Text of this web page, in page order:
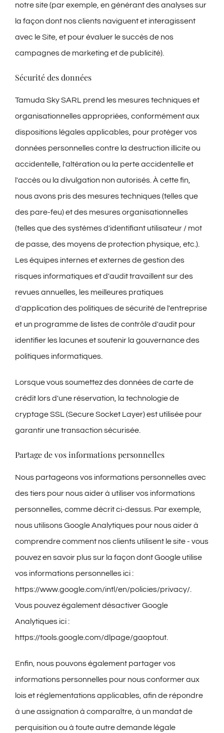
notre site (par exemple, en générant des analyses sur
la façon dont nos clients naviguent et interagissent
avec le Site, et pour évaluer le succès de nos
campagnes de marketing et de publicité).
Sécurité des données
Tamuda Sky SARL prend les mesures techniques et
organisationnelles appropriées, conformément aux
dispositions légales applicables, pour protéger vos
données personnelles contre la destruction illicite ou
accidentelle, l'altération ou la perte accidentelle et
l'accès ou la divulgation non autorisés. À cette fin,
nous avons pris des mesures techniques (telles que
des pare-feu) et des mesures organisationnelles
(telles que des systèmes d'identifiant utilisateur / mot
de passe, des moyens de protection physique, etc.).
Les équipes internes et externes de gestion des
risques informatiques et d'audit travaillent sur des
revues annuelles, les meilleures pratiques
d'application des politiques de sécurité de l'entreprise
et un programme de listes de contrôle d'audit pour
identifier les lacunes et soutenir la gouvernance des
politiques informatiques.
Lorsque vous soumettez des données de carte de
crédit lors d'une réservation, la technologie de
cryptage SSL (Secure Socket Layer) est utilisée pour
garantir une transaction sécurisée.
Partage de vos informations personnelles
Nous partageons vos informations personnelles avec
des tiers pour nous aider à utiliser vos informations
personnelles, comme décrit ci-dessus. Par exemple,
nous utilisons Google Analytiques pour nous aider à
comprendre comment nos clients utilisent le site - vous
pouvez en savoir plus sur la façon dont Google utilise
vos informations personnelles ici :
https://www.google.com/intl/en/policies/privacy/.
Vous pouvez également désactiver Google
Analytiques ici :
https://tools.google.com/dlpage/gaoptout.
Enfin, nous pouvons également partager vos
informations personnelles pour nous conformer aux
lois et réglementations applicables, afin de répondre
à une assignation à comparaître, à un mandat de
perquisition ou à toute autre demande légale